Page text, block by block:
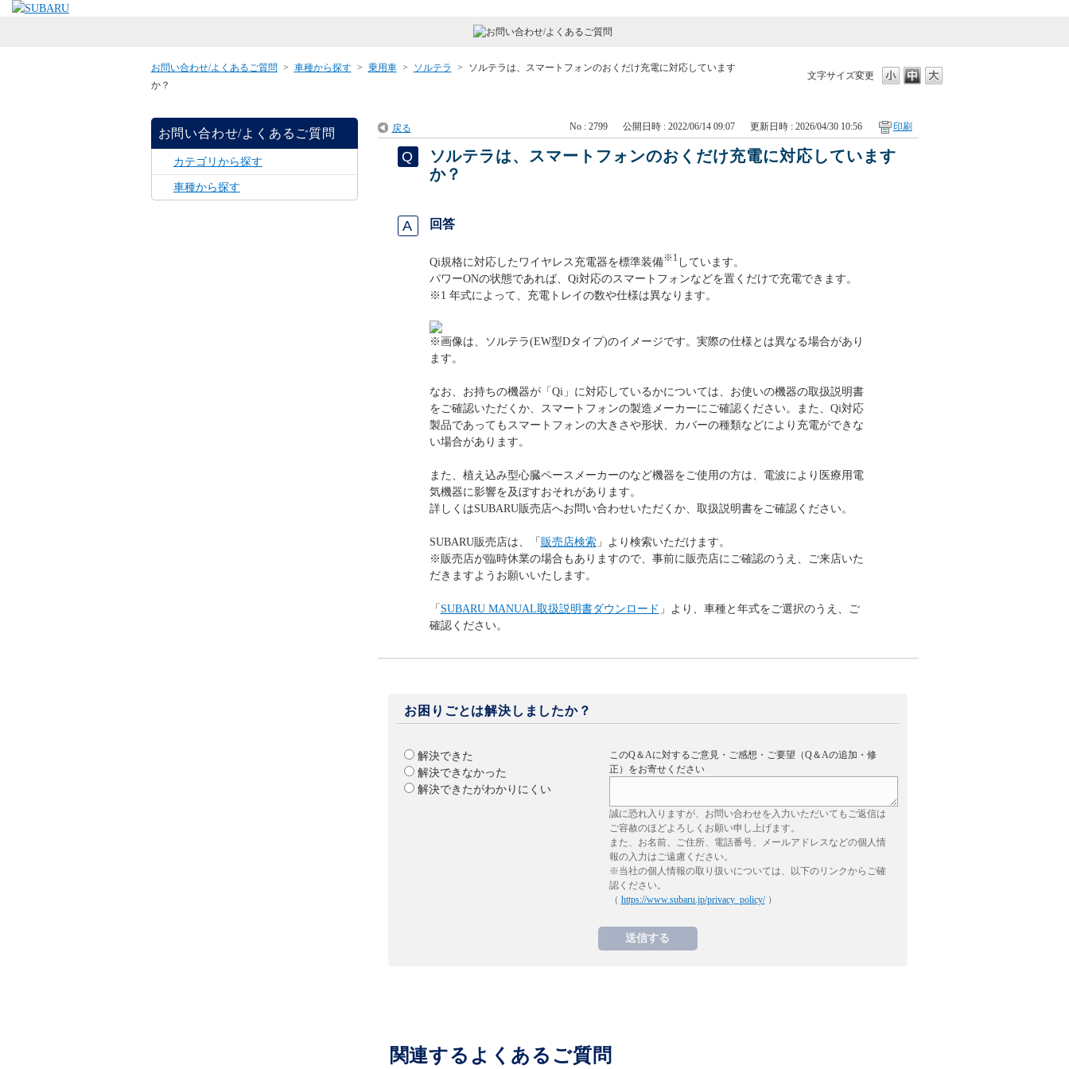
文字サイズ変更
お問い合わせ/よくあるご質問 > 車種から探す > 乗用車 > ソルテラ >
ソルテラは、スマートフォンのおくだけ充電に対応しています
か？
お問い合わせ/よくあるご質問
カテゴリから探す
車種から探す
戻る No : 2799 公開日時 : 2022/06/14 09:07 更新日時 : 2026/04/30 10:56 印刷
ソルテラは、スマートフォンのおくだけ充電に対応しています
か？
回答
Qi規格に対応したワイヤレス充電器を標準装備※1 しています。
パワーONの状態であれば、Qi対応のスマートフォンなどを置くだけで充電できます。
※1 年式によって、充電トレイの数や仕様は異なります。
※画像は、ソルテラ(EW型Dタイプ)のイメージです。実際の仕様とは異なる場合があり
ます。
なお、お持ちの機器が「Qi」に対応しているかについては、お使いの機器の取扱説明書
をご確認いただくか、スマートフォンの製造メーカーにご確認ください。また、Qi対応
製品であってもスマートフォンの大きさや形状、カバーの種類などにより充電ができな
い場合があります。
また、植え込み型心臓ペースメーカーのなど機器をご使用の方は、電波により医療用電
気機器に影響を及ぼすおそれがあります。
詳しくはSUBARU販売店へお問い合わせいただくか、取扱説明書をご確認ください。
SUBARU販売店は、「 販売店検索」より検索いただけます。
※販売店が臨時休業の場合もありますので、事前に販売店にご確認のうえ、ご来店いた
だきますようお願いいたします。
「 SUBARU MANUAL取扱説明書ダウンロード 」より、車種と年式をご選択のうえ、ご
確認ください。
お困りごとは解決しましたか？
解決できた
解決できなかった
解決できたがわかりにくい
このQ＆Aに対するご意見・ご感想・ご要望（Q＆Aの追加・修
正）をお寄せください
誠に恐れ入りますが、お問い合わせを入力いただいてもご返信は
ご容赦のほどよろしくお願い申し上げます。
また、お名前、ご住所、電話番号、メールアドレスなどの個人情
報の入力はご遠慮ください。
※当社の個人情報の取り扱いについては、以下のリンクからご確
認ください。
（ https://www.subaru.jp/privacy_policy/）
関連するよくあるご質問